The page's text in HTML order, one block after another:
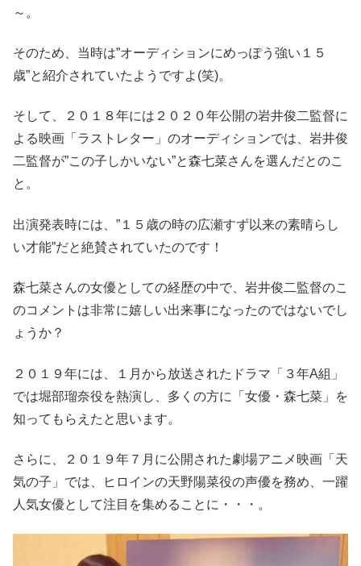
～。
そのため、当時は”オーディションにめっぽう強い１５
歳”と紹介されていたようですよ(笑)。
そして、２０１８年には２０２０年公開の岩井俊二監督に
よる映画「ラストレター」のオーディションでは、岩井俊
二監督が”この子しかいない”と森七菜さんを選んだとのこ
と。
出演発表時には、”１５歳の時の広瀬すず以来の素晴らし
い才能”だと絶賛されていたのです！
森七菜さんの女優としての経歴の中で、岩井俊二監督のこ
のコメントは非常に嬉しい出来事になったのではないでし
ょうか？
２０１９年には、１月から放送されたドラマ「３年A組」
では堀部瑠奈役を熱演し、多くの方に「女優・森七菜」を
知ってもらえたと思います。
さらに、２０１９年７月に公開された劇場アニメ映画「天
気の子」では、ヒロインの天野陽菜役の声優を務め、一躍
人気女優として注目を集めることに・・・。